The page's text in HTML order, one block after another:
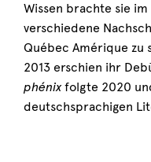
Wissen brachte sie
verschiedene
Québec Amérique zu
2013 erschien ihr
phénixfolgte 2020
deutschsprachigen